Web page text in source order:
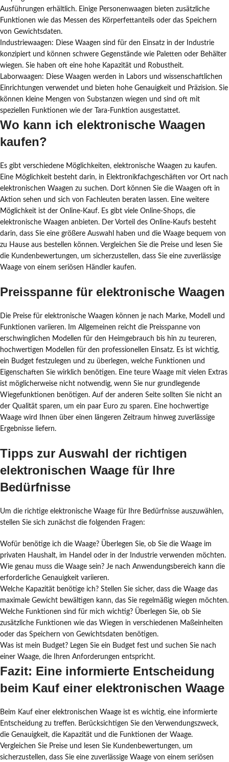
Ausführungen erhältlich. Einige Personenwaagen bieten zusätzliche
Funktionen wie das Messen des Körperfettanteils oder das Speichern
von Gewichtsdaten.
Industriewaagen: Diese Waagen sind für den Einsatz in der Industrie
konzipiert und können schwere Gegenstände wie Paletten oder Behälter
wiegen. Sie haben oft eine hohe Kapazität und Robustheit.
Laborwaagen: Diese Waagen werden in Labors und wissenschaftlichen
Einrichtungen verwendet und bieten hohe Genauigkeit und Präzision. Sie
können kleine Mengen von Substanzen wiegen und sind oft mit
speziellen Funktionen wie der Tara-Funktion ausgestattet.
Wo kann ich elektronische Waagen
kaufen?
Es gibt verschiedene Möglichkeiten, elektronische Waagen zu kaufen.
Eine Möglichkeit besteht darin, in Elektronikfachgeschäften vor Ort nach
elektronischen Waagen zu suchen. Dort können Sie die Waagen oft in
Aktion sehen und sich von Fachleuten beraten lassen. Eine weitere
Möglichkeit ist der Online-Kauf. Es gibt viele Online-Shops, die
elektronische Waagen anbieten. Der Vorteil des Online-Kaufs besteht
darin, dass Sie eine größere Auswahl haben und die Waage bequem von
zu Hause aus bestellen können. Vergleichen Sie die Preise und lesen Sie
die Kundenbewertungen, um sicherzustellen, dass Sie eine zuverlässige
Waage von einem seriösen Händler kaufen.
Preisspanne für elektronische Waagen
Die Preise für elektronische Waagen können je nach Marke, Modell und
Funktionen variieren. Im Allgemeinen reicht die Preisspanne von
erschwinglichen Modellen für den Heimgebrauch bis hin zu teureren,
hochwertigen Modellen für den professionellen Einsatz. Es ist wichtig,
ein Budget festzulegen und zu überlegen, welche Funktionen und
Eigenschaften Sie wirklich benötigen. Eine teure Waage mit vielen Extras
ist möglicherweise nicht notwendig, wenn Sie nur grundlegende
Wiegefunktionen benötigen. Auf der anderen Seite sollten Sie nicht an
der Qualität sparen, um ein paar Euro zu sparen. Eine hochwertige
Waage wird Ihnen über einen längeren Zeitraum hinweg zuverlässige
Ergebnisse liefern.
Tipps zur Auswahl der richtigen
elektronischen Waage für Ihre
Bedürfnisse
Um die richtige elektronische Waage für Ihre Bedürfnisse auszuwählen,
stellen Sie sich zunächst die folgenden Fragen:
Wofür benötige ich die Waage? Überlegen Sie, ob Sie die Waage im
privaten Haushalt, im Handel oder in der Industrie verwenden möchten.
Wie genau muss die Waage sein? Je nach Anwendungsbereich kann die
erforderliche Genauigkeit variieren.
Welche Kapazität benötige ich? Stellen Sie sicher, dass die Waage das
maximale Gewicht bewältigen kann, das Sie regelmäßig wiegen möchten.
Welche Funktionen sind für mich wichtig? Überlegen Sie, ob Sie
zusätzliche Funktionen wie das Wiegen in verschiedenen Maßeinheiten
oder das Speichern von Gewichtsdaten benötigen.
Was ist mein Budget? Legen Sie ein Budget fest und suchen Sie nach
einer Waage, die Ihren Anforderungen entspricht.
Fazit: Eine informierte Entscheidung
beim Kauf einer elektronischen Waage
Beim Kauf einer elektronischen Waage ist es wichtig, eine informierte
Entscheidung zu treffen. Berücksichtigen Sie den Verwendungszweck,
die Genauigkeit, die Kapazität und die Funktionen der Waage.
Vergleichen Sie Preise und lesen Sie Kundenbewertungen, um
sicherzustellen, dass Sie eine zuverlässige Waage von einem seriösen